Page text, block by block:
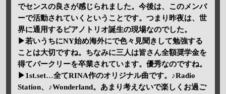
でセンスの良さが感じられました。今後は、このメンバ
ーで活動されていくということです。つまり昨夜は、世
界に通用するピアノトリオ誕生の現場なのでした。
▶若いうちにNY始め海外にで色々見聞きして勉強する
ことは大切ですね。ちなみに三人は皆さん全額奨学金を
得てバークリーを卒業されています。優秀なのですね。
▶1st.set…全てRINA作のオリジナル曲です。♪Radio
Station、♪Wonderland。あまり考えないで楽しくお過ご